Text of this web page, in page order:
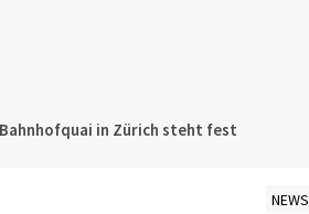
in Zürich steht fest
NEWS